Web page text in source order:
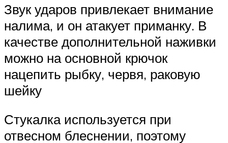
Звук ударов привлекает внимание
налима, и он атакует приманку. В
качестве дополнительной наживки
можно на основной крючок
нацепить рыбку, червя, раковую
шейку
Стукалка используется при
отвесном блеснении, поэтому